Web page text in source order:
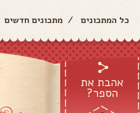
כל המתכונים / מתכונים חדשים
אהבת את
הספר?